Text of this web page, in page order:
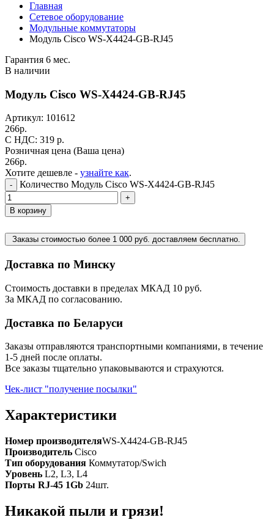
Главная
Сетевое оборудование
Модульные коммутаторы
Модуль Cisco WS-X4424-GB-RJ45
Гарантия 6 мес.
В наличии
Модуль Cisco WS-X4424-GB-RJ45
Артикул: 101612
266р.
C НДС: 319 р.
Розничная цена (Ваша цена)
266р.
Хотите дешевле - узнайте как.
- Количество Модуль Cisco WS-X4424-GB-RJ45
+
В корзину
Заказы стоимостью более 1 000 руб. доставляем бесплатно.
Доставка по Минску
Стоимость доставки в пределах МКАД 10 руб.
За МКАД по согласованию.
Доставка по Беларуси
Заказы отправляются транспортными компаниями, в течение
1-5 дней после оплаты.
Все заказы тщательно упаковываются и страхуются.
Чек-лист "получение посылки"
Характеристики
Номер производителяWS-X4424-GB-RJ45
Производитель Cisco
Тип оборудования Коммутатор/Swich
Уровень L2, L3, L4
Порты RJ-45 1Gb 24шт.
Никакой пыли и грязи!